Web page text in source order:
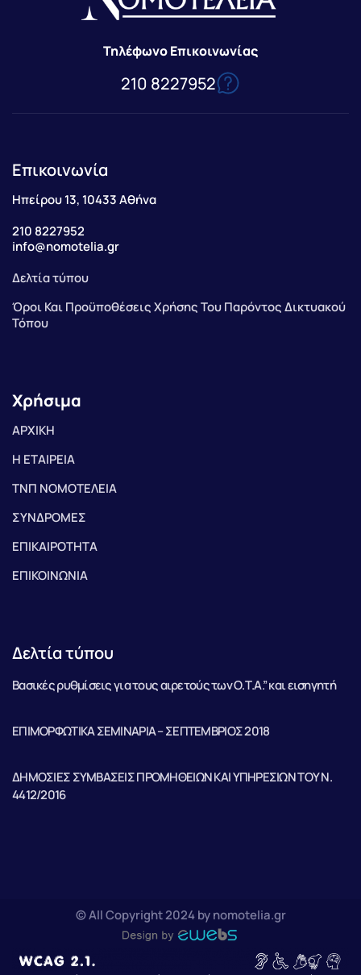
Τηλέφωνο Επικοινωνίας
210 8227952
Επικοινωνία
Ηπείρου 13, 10433 Αθήνα
210 8227952
info@nomotelia.gr
Δελτία τύπου
Όροι Και Προϋποθέσεις Χρήσης Του Παρόντος Δικτυακού
Τόπου
Χρήσιμα
ΑΡΧΙΚΗ
Η ΕΤΑΙΡΕΙΑ
ΤΝΠ ΝΟΜΟΤΕΛΕΙΑ
ΣΥΝΔΡΟΜΕΣ
ΕΠΙΚΑΙΡΟΤΗΤΑ
ΕΠΙΚΟΙΝΩΝΙΑ
Δελτία τύπου
Βασικές ρυθμίσεις για τους αιρετούς των Ο.Τ.Α.” και εισηγητή
ΕΠΙΜΟΡΦΩΤΙΚΑ ΣΕΜΙΝΑΡΙΑ – ΣΕΠΤΕΜΒΡΙΟΣ 2018
ΔΗΜΟΣΙΕΣ ΣΥΜΒΑΣΕΙΣ ΠΡΟΜΗΘΕΙΩΝ ΚΑΙ ΥΠΗΡΕΣΙΩΝ ΤΟΥ Ν.
4412/2016
© All Copyright 2024 by nomotelia.gr